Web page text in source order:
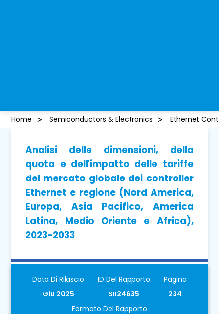
Home Semiconductors & Electronics Ethernet
Analisi delle dimensioni, della
quota e dell'impatto delle tariffe
del mercato globale dei controller
Ethernet e regione (Nord America,
Europa, Asia Pacifico, America
Latina, Medio Oriente e Africa),
2023-2033
Data Di Rilascio
Giu 2025
ID Del Rapporto
SII24635
Pagina
234
Formato Del Rapporto